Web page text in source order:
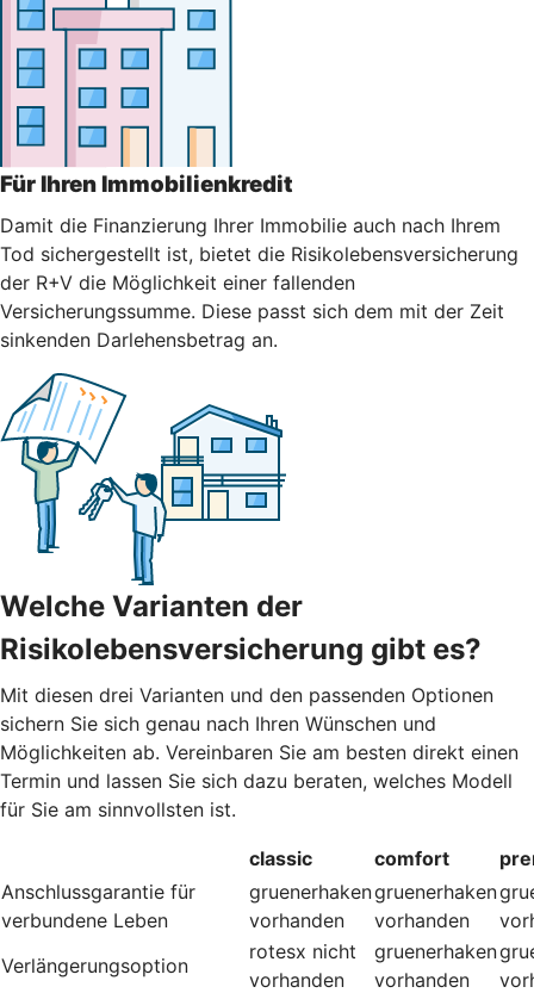
Für Ihren Immobilienkredit
Damit die Finanzierung Ihrer Immobilie auch nach Ihrem
Tod sichergestellt ist, bietet die Risikolebensversicherung
der R+V die Möglichkeit einer fallenden
Versicherungssumme. Diese passt sich dem mit der Zeit
sinkenden Darlehensbetrag an.
Welche Varianten der
Risikolebensversicherung gibt es?
Mit diesen drei Varianten und den passenden Optionen
sichern Sie sich genau nach Ihren Wünschen und
Möglichkeiten ab. Vereinbaren Sie am besten direkt einen
Termin und lassen Sie sich dazu beraten, welches Modell
für Sie am sinnvollsten ist.
classic comfort
Anschlussgarantie für
verbundene Leben
gruenerhaken
vorhanden
gruenerhaken
vorhanden
Verlängerungsoption
rotesx nicht
vorhanden
gruenerhaken
vorhanden